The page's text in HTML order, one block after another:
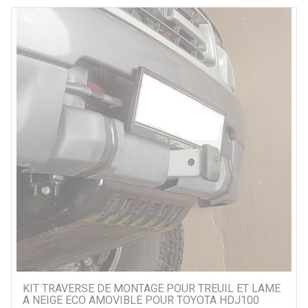
KIT TRAVERSE DE MONTAGE POUR TREUIL ET LAME
A NEIGE ECO AMOVIBLE POUR TOYOTA HDJ100